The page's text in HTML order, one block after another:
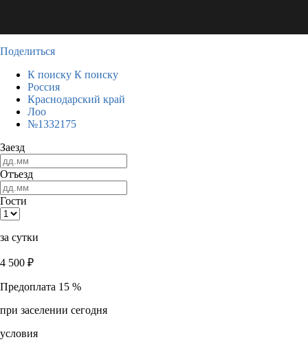
Поделиться
К поиску К поиску
Россия
Краснодарский край
Лоо
№1332175
Заезд
Отъезд
Гости
за сутки
4 500 ₽
Предоплата 15 %
при заселении сегодня
условия